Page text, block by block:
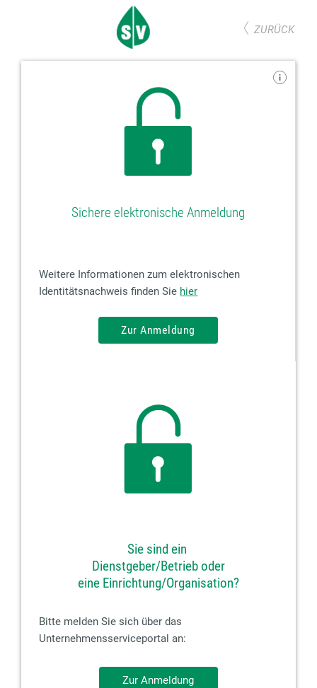
ZURÜCK
Sichere elektronische Anmeldung
Weitere Informationen zum elektronischen
Identitätsnachweis finden Sie hier
Zur Anmeldung
Sie sind ein
Dienstgeber/Betrieb oder
eine Einrichtung/Organisation?
Bitte melden Sie sich über das
Unternehmensserviceportal an:
Zur Anmeldung